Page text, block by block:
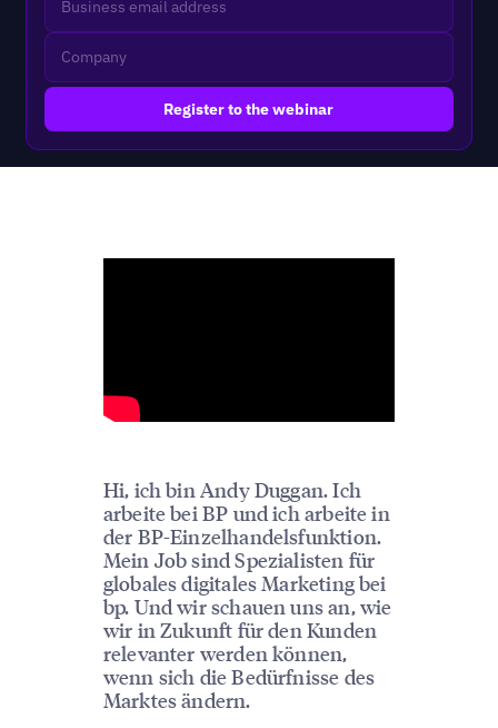
Hi, ich bin Andy Duggan. Ich
arbeite bei BP und ich arbeite in
der BP-Einzelhandelsfunktion.
Mein Job sind Spezialisten für
globales digitales Marketing bei
bp. Und wir schauen uns an, wie
wir in Zukunft für den Kunden
relevanter werden können,
wenn sich die Bedürfnisse des
Marktes ändern.